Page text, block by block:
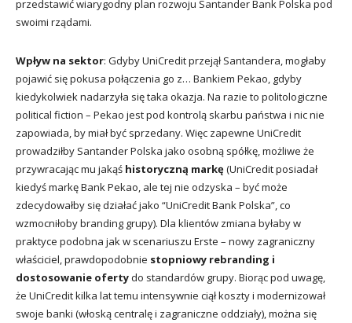
przedstawić wiarygodny plan rozwoju Santander Bank Polska pod
swoimi rządami.
Wpływ na sektor: Gdyby UniCredit przejął Santandera, mogłaby
pojawić się pokusa połączenia go z… Bankiem Pekao, gdyby
kiedykolwiek nadarzyła się taka okazja. Na razie to politologiczne
political fiction – Pekao jest pod kontrolą skarbu państwa i nic nie
zapowiada, by miał być sprzedany. Więc zapewne UniCredit
prowadziłby Santander Polska jako osobną spółkę, możliwe że
przywracając mu jakąś historyczną markę(UniCredit posiadał
kiedyś markę Bank Pekao, ale tej nie odzyska – być może
zdecydowałby się działać jako “UniCredit Bank Polska”, co
wzmocniłoby branding grupy). Dla klientów zmiana byłaby w
praktyce podobna jak w scenariuszu Erste – nowy zagraniczny
właściciel, prawdopodobnie stopniowy rebranding i
dostosowanie ofertydo standardów grupy. Biorąc pod uwagę,
że UniCredit kilka lat temu intensywnie ciął koszty i modernizował
swoje banki (włoską centralę i zagraniczne oddziały), można się